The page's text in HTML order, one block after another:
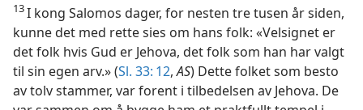
13I kong Salomos dager, for nesten tre tusen år siden,
kunne det med rette sies om hans folk: «Velsignet er
det folk hvis Gud er Jehova, det folk som han har valgt
til sin egen arv.» (Sl. 33: 12,AS) Dette folket som besto
av tolv stammer, var forent i tilbedelsen av Jehova. De